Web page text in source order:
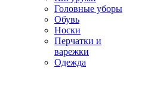
Головные уборы
Обувь
Носки
Перчатки и
варежки
Одежда